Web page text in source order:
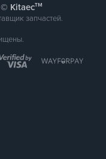
© Kitaecтм
запчастей.